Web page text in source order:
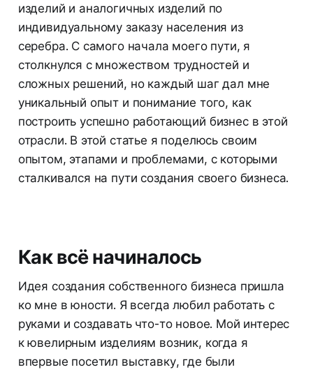
изделий и аналогичных изделий по
индивидуальному заказу населения из
серебра. С самого начала моего пути, я
столкнулся с множеством трудностей и
сложных решений, но каждый шаг дал мне
уникальный опыт и понимание того, как
построить успешно работающий бизнес в этой
отрасли. В этой статье я поделюсь своим
опытом, этапами и проблемами, с которыми
сталкивался на пути создания своего бизнеса.
Как всё начиналось
Идея создания собственного бизнеса пришла
ко мне в юности. Я всегда любил работать с
руками и создавать что-то новое. Мой интерес
к ювелирным изделиям возник, когда я
впервые посетил выставку, где были